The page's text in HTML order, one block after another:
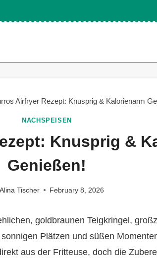
Airfryer Rezept: Knusprig & Kalorienarm
NACHSPEISEN
Knusprig &
Genießen!
Alina Tischer February 8, 2026
goldbraunen Teigkringel,
Plätzen und süßen
aus der Fritteuse, doch die